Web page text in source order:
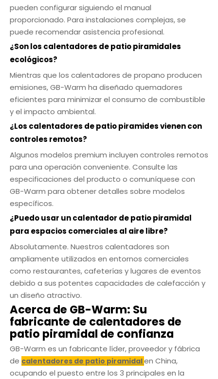
pueden configurar siguiendo el manual
proporcionado. Para instalaciones complejas, se
puede recomendar asistencia profesional.
¿Son los calentadores de patio piramidales
ecológicos?
Mientras que los calentadores de propano producen
emisiones, GB-Warm ha diseñado quemadores
eficientes para minimizar el consumo de combustible
y el impacto ambiental.
¿Los calentadores de patio piramides vienen con
controles remotos?
Algunos modelos premium incluyen controles remotos
para una operación conveniente. Consulte las
especificaciones del producto o comuníquese con
GB-Warm para obtener detalles sobre modelos
específicos.
¿Puedo usar un calentador de patio piramidal
para espacios comerciales al aire libre?
Absolutamente. Nuestros calentadores son
ampliamente utilizados en entornos comerciales
como restaurantes, cafeterías y lugares de eventos
debido a sus potentes capacidades de calefacción y
un diseño atractivo.
Acerca de GB-Warm: Su
fabricante de calentadores de
patio piramidal de confianza
GB-Warm es un fabricante líder, proveedor y fábrica
de calentadores de patio piramidalen China,
ocupando el puesto entre los 3 principales en la